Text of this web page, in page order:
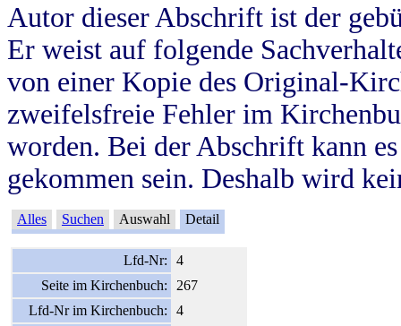
Autor dieser Abschrift ist der
Er weist auf folgende
von einer Kopie des Original-
zweifelsfreie Fehler im
worden. Bei der Abschrift kann
gekommen sein. Deshalb wird
Alles Suchen Auswahl Detail
Lfd-Nr:
4
Seite im Kirchenbuch:
267
Lfd-Nr im Kirchenbuch:
4